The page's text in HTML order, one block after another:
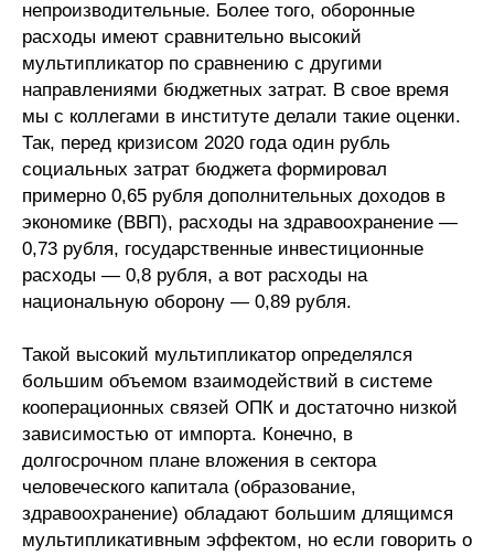
непроизводительные. Более того, оборонные
расходы имеют сравнительно высокий
мультипликатор по сравнению с другими
направлениями бюджетных затрат. В свое время
мы с коллегами в институте делали такие оценки.
Так, перед кризисом 2020 года один рубль
социальных затрат бюджета формировал
примерно 0,65 рубля дополнительных доходов в
экономике (ВВП), расходы на здравоохранение —
0,73 рубля, государственные инвестиционные
расходы — 0,8 рубля, а вот расходы на
национальную оборону — 0,89 рубля.
Такой высокий мультипликатор определялся
большим объемом взаимодействий в системе
кооперационных связей ОПК и достаточно низкой
зависимостью от импорта. Конечно, в
долгосрочном плане вложения в сектора
человеческого капитала (образование,
здравоохранение) обладают большим длящимся
мультипликативным эффектом, но если говорить о